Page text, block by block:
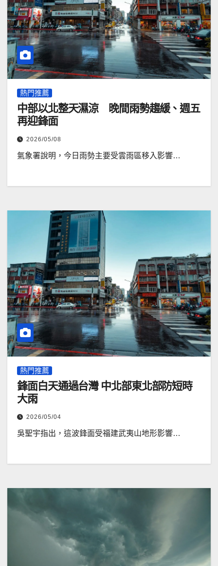
熱門推薦
中部以北整天濕涼 晚間雨勢趨緩、週五
再迎鋒面
2026/05/08
氣象署說明，今日雨勢主要受雲雨區移入影響…
熱門推薦
鋒面白天通過台灣 中北部東北部防短時
大雨
2026/05/04
吳聖宇指出，這波鋒面受福建武夷山地形影響…